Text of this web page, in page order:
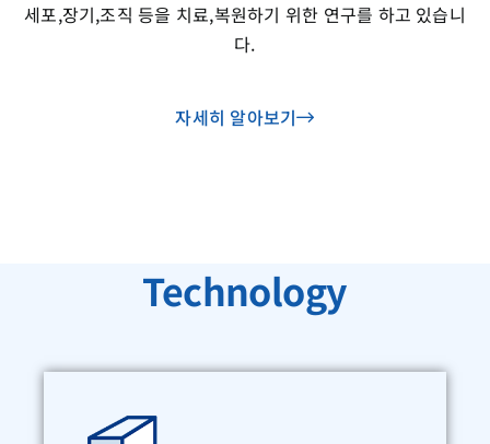
세포,장기,조직 등을 치료,복원하기 위한 연구를 하고 있습니
다.
자세히 알아보기
Technology